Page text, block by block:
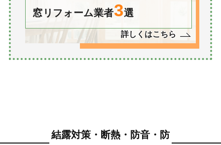
窓リフォーム業者3選
詳しくはこちら
結露対策・断熱・防音・防